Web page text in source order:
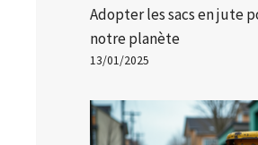
Adopter les sacs en jute
notre planète
13/01/2025